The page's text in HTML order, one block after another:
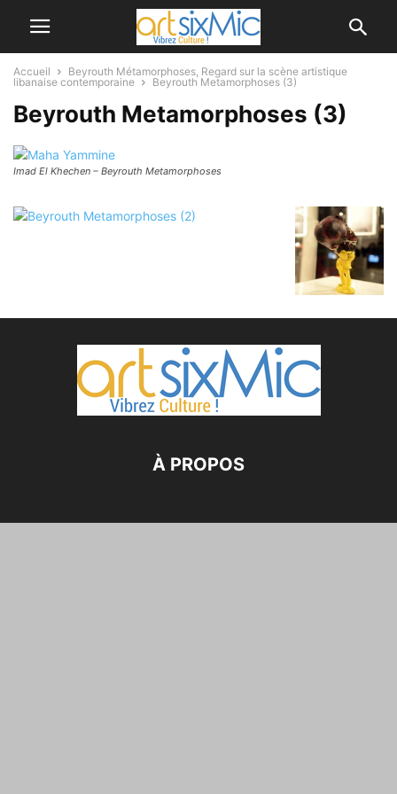
Accueil
Beyrouth Métamorphoses, Regard sur la scène artistique
libanaise contemporaine
Beyrouth Metamorphoses (3)
Beyrouth Metamorphoses (3)
Imad El Khechen – Beyrouth Metamorphoses
À PROPOS